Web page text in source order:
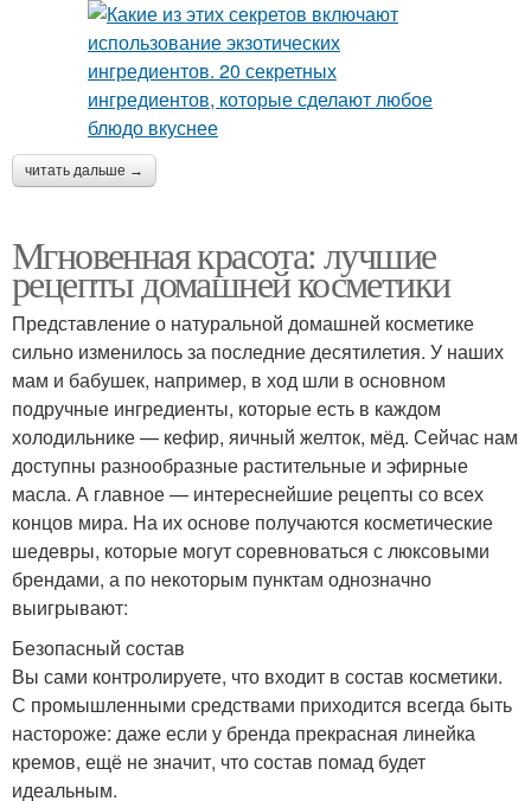
читать дальше →
Мгновенная красота: лучшие
рецепты домашней косметики
Представление о натуральной домашней косметике
сильно изменилось за последние десятилетия. У наших
мам и бабушек, например, в ход шли в основном
подручные ингредиенты, которые есть в каждом
холодильнике — кефир, яичный желток, мёд. Сейчас нам
доступны разнообразные растительные и эфирные
масла. А главное — интереснейшие рецепты со всех
концов мира. На их основе получаются косметические
шедевры, которые могут соревноваться с люксовыми
брендами, а по некоторым пунктам однозначно
выигрывают:
Безопасный состав
Вы сами контролируете, что входит в состав косметики.
С промышленными средствами приходится всегда быть
настороже: даже если у бренда прекрасная линейка
кремов, ещё не значит, что состав помад будет
идеальным.